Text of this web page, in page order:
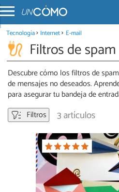
Tecnología Internet E-mail
Filtros de spam
Descubre cómo los filtros de
de mensajes no deseados.
para asegurar tu bandeja de
Filtros
3 artículos